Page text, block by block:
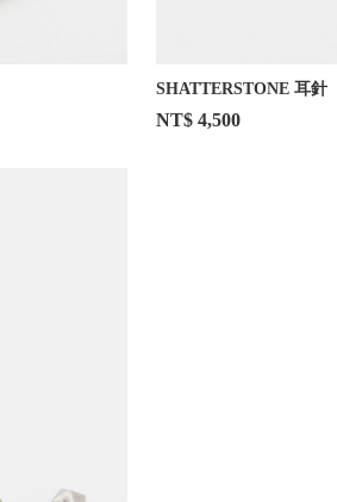
SHATTERSTONE 耳針
NT$ 4,500